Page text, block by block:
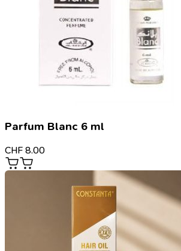
Parfum Blanc 6 ml
CHF 8.00